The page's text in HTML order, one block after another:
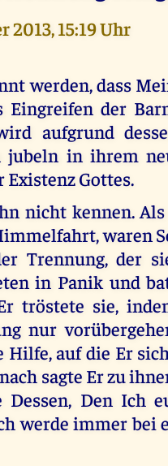
2013, 15:19 Uhr
werden, dass
Eingreifen der
aufgrund
jubeln in ihrem
Gottes.
nicht kennen.
waren
Trennung, der
in Panik und
tröstete sie,
nur
auf die Er
sagte Er zu
Den Ich
werde immer bei